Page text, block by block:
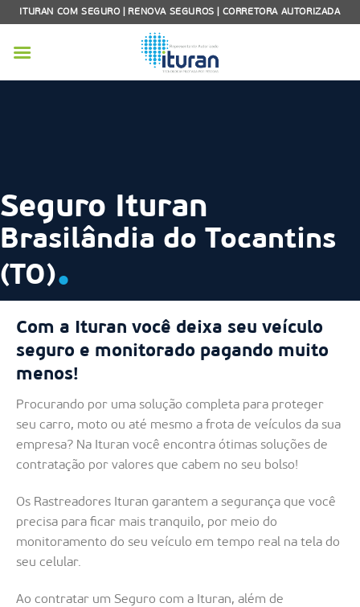
Skip
content
ITURAN COM SEGURO | RENOVA SEGUROS | CORRETORA AUTORIZADA
Seguro Ituran
Brasilândia do Tocantins
(TO).
Com a Ituran você deixa seu veículo
seguro e monitorado pagando muito
menos!
Procurando por uma solução completa para proteger
seu carro, moto ou até mesmo a frota de veículos da sua
empresa? Na Ituran você encontra ótimas soluções de
contratação por valores que cabem no seu bolso!
Os Rastreadores Ituran garantem a segurança que você
precisa para ficar mais tranquilo, por meio do
monitoramento do seu veículo em tempo real na tela do
seu celular.
Ao contratar um Seguro com a Ituran, além de